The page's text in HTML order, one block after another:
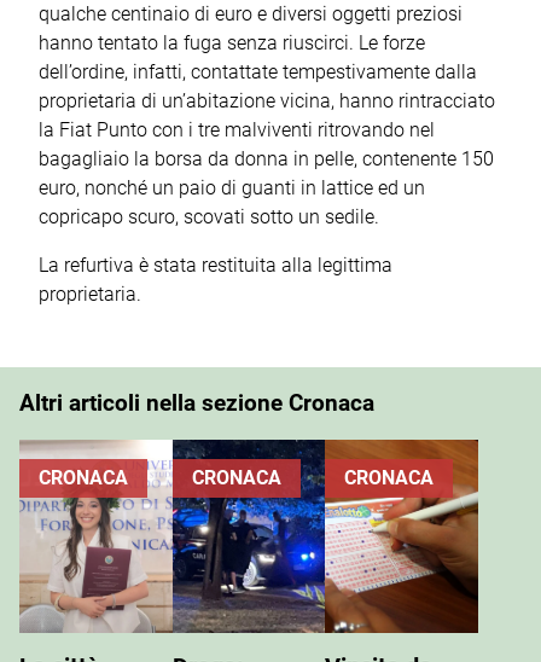
qualche centinaio di euro e diversi oggetti preziosi
hanno tentato la fuga senza riuscirci. Le forze
dell’ordine, infatti, contattate tempestivamente dalla
proprietaria di un’abitazione vicina, hanno rintracciato
la Fiat Punto con i tre malviventi ritrovando nel
bagagliaio la borsa da donna in pelle, contenente 150
euro, nonché un paio di guanti in lattice ed un
copricapo scuro, scovati sotto un sedile.
La refurtiva è stata restituita alla legittima
proprietaria.
Altri articoli nella sezione Cronaca
CRONACA CRONACA CRONACA